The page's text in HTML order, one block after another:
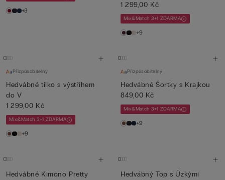
+3
1 299,00 Kč
Mix&Match 3+1 ZDARMA
+9
Přizpůsobitelný
Hedvábné tílko s výstřihem
do V
1 299,00 Kč
Mix&Match 3+1 ZDARMA
+9
Přizpůsobitelný
Hedvábné Šortky s Krajkou
849,00 Kč
Mix&Match 3+1 ZDARMA
+9
Hedvábné Kimono Pretty
Hedvábný Top s Úzkými